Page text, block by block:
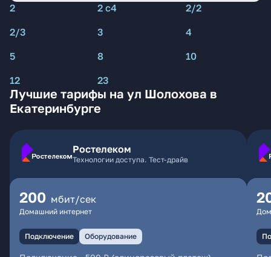
2 2 с4
2/2
2/3
3
4
5
8
10
12
23
Лучшие тарифы на ул Шолохова в
Екатеринбурге
Ростелеком
Технологии доступа. Тест-драйв
200 мбит/сек
Домашний интернет
Подключение Оборудование